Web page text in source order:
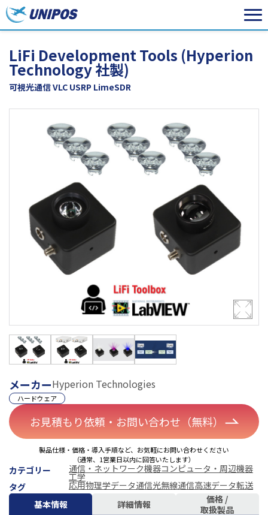
LiFi Development Tools (Hyperion
Technology 社製)
可視光通信 VLC USRP LimeSDR
メーカーHyperion Technologies
ハードウェア
お見積もり依頼・お問い合わせ（無料）
製品仕様・価格・導入手順など、お気軽にお問い合わせください
（通常、1営業日以内に回答いたします）
カテゴリー 通信・ネットワーク機器コンピュータ・周辺機器
工学
タグ
応用物理学データ通信光無線通信高速データ転送
基本情報
詳細情報
価格 /
取扱製品